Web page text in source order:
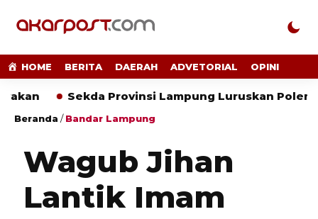
HOME BERITA DAERAH ADVETORIAL OPINI
Sekda Provinsi Lampung Luruskan Polemik
Beranda /Bandar Lampung
Wagub Jihan
Lantik Imam